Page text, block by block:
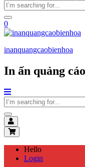
0
inanquangcaobienhoa
In ấn quảng
Hello
Login